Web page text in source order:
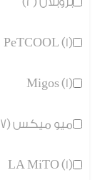
PeTCOOL (1)
Migos (1)
ميو ميكس (7)
LA MiTO (1)